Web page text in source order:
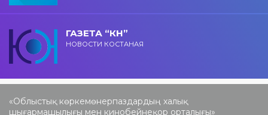
ГАЗЕТА “КН”
НОВОСТИ КОСТАНАЯ
«Облыстық көркемөнерпаздардың халық
шығармашылығы мен кинобейнеқор орталығы»